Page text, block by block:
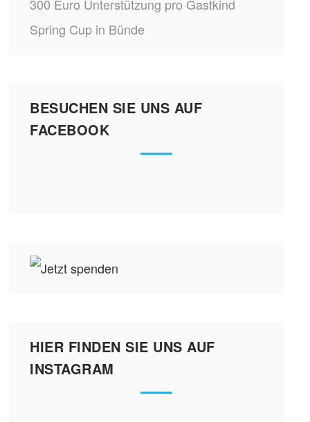
300 Euro Unterstützung pro Gastkind
Spring Cup in Bünde
BESUCHEN SIE UNS AUF
FACEBOOK
HIER FINDEN SIE UNS AUF
INSTAGRAM